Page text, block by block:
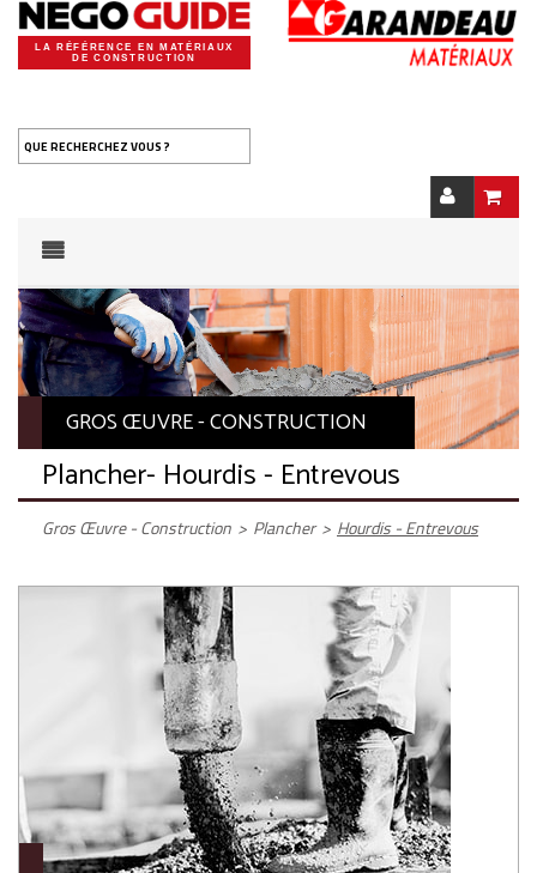
LA RÉFÉRENCE EN MATÉRIAUX
DE CONSTRUCTION
QUE RECHERCHEZ VOUS ?
GROS ŒUVRE - CONSTRUCTION
Plancher- Hourdis - Entrevous
Gros Œuvre - Construction > Plancher > Hourdis - Entrevous